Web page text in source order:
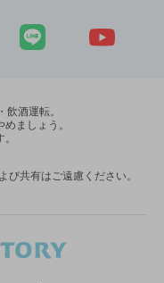
酒運転。
ましょう。
び共有はご遠慮ください。